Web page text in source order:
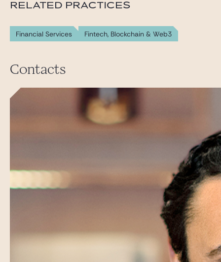
RELATED PRACTICES
Financial Services Fintech, Blockchain & Web3
Contacts